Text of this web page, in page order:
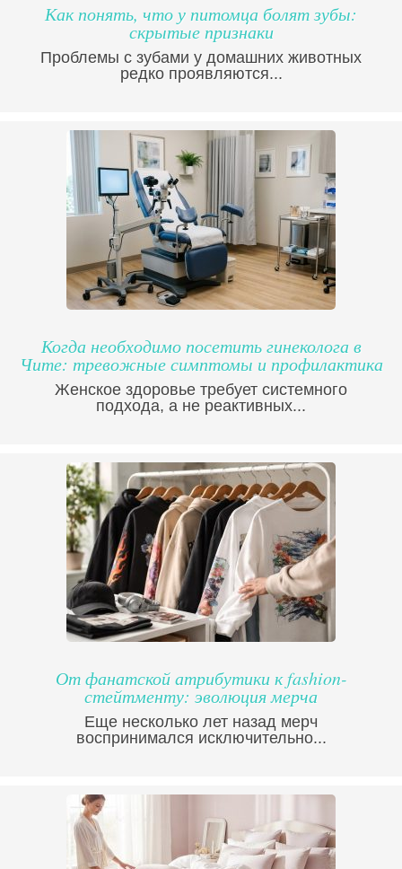
Как понять, что у питомца болят зубы:
скрытые признаки
Проблемы с зубами у домашних животных
редко проявляются...
Когда необходимо посетить гинеколога в
Чите: тревожные симптомы и профилактика
Женское здоровье требует системного
подхода, а не реактивных...
От фанатской атрибутики к fashion-
стейтменту: эволюция мерча
Еще несколько лет назад мерч
воспринимался исключительно...